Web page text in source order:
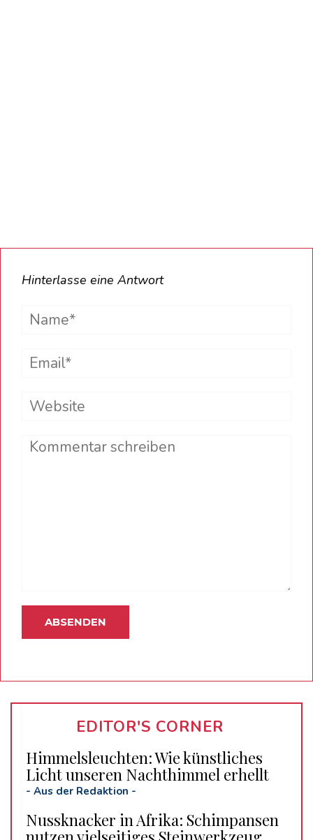
Hinterlasse eine Antwort
Name*
Email*
Website
Comment
EDITOR'S CORNER
Himmelsleuchten: Wie künstliches
Licht unseren Nachthimmel erhellt
- Aus der Redaktion -
Nussknacker in Afrika: Schimpansen